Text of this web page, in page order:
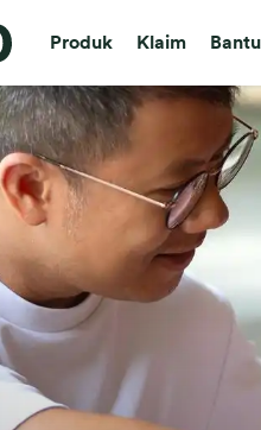
Produk Klaim